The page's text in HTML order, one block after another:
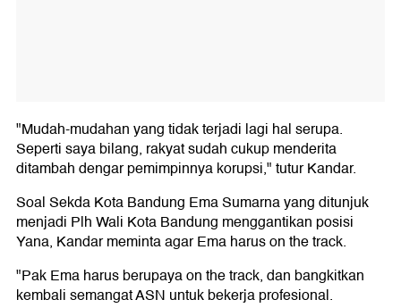
"Mudah-mudahan yang tidak terjadi lagi hal serupa.
Seperti saya bilang, rakyat sudah cukup menderita
ditambah dengar pemimpinnya korupsi," tutur Kandar.
Soal Sekda Kota Bandung Ema Sumarna yang ditunjuk
menjadi Plh Wali Kota Bandung menggantikan posisi
Yana, Kandar meminta agar Ema harus on the track.
"Pak Ema harus berupaya on the track, dan bangkitkan
kembali semangat ASN untuk bekerja profesional.